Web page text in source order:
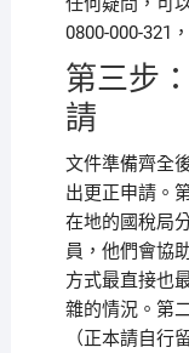
0800-000-321
第三步
請
文件準備齊全
出更正申請。
在地的國稅局
員，他們會協
方式最直接也
雜的情況。第
（正本請自行